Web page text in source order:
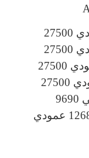
عرب سات ( بدر ) 26 شرق – 12683 عمودي